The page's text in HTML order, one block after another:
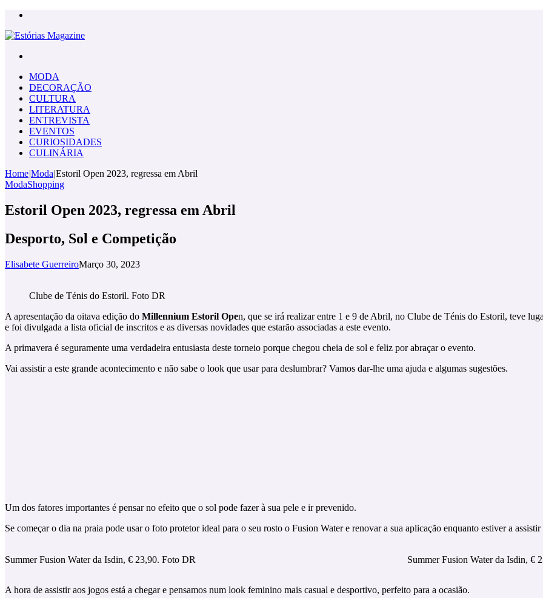
MODA
DECORAÇÃO
CULTURA
LITERATURA
ENTREVISTA
EVENTOS
CURIOSIDADES
CULINÁRIA
Home|Moda|Estoril Open 2023, regressa em Abril
ModaShopping
Estoril Open 2023, regressa em Abril
Desporto, Sol e Competição
Elisabete GuerreiroMarço 30, 2023
Clube de Ténis do Estoril. Foto DR
A apresentação da oitava edição do Millennium Estoril Open, que se irá realizar entre 1 e 9 de Abril, no Clube de Ténis do Estoril, teve
e foi divulgada a lista oficial de inscritos e as diversas novidades que estarão associadas a este evento.
A primavera é seguramente uma verdadeira entusiasta deste torneio porque chegou cheia de sol e feliz por abraçar o evento.
Vai assistir a este grande acontecimento e não sabe o look que usar para deslumbrar? Vamos dar-lhe uma ajuda e algumas sugestões.
Um dos fatores importantes é pensar no efeito que o sol pode fazer à sua pele e ir prevenido.
Se começar o dia na praia pode usar o foto protetor ideal para o seu rosto o Fusion Water e renovar a sua aplicação enquanto estiver a assistir
Summer Fusion Water da Isdin, € 23,90. Foto DR Summer Fusion Water da Isdin, €
A hora de assistir aos jogos está a chegar e pensamos num look feminino mais casual e desportivo, perfeito para a ocasião.